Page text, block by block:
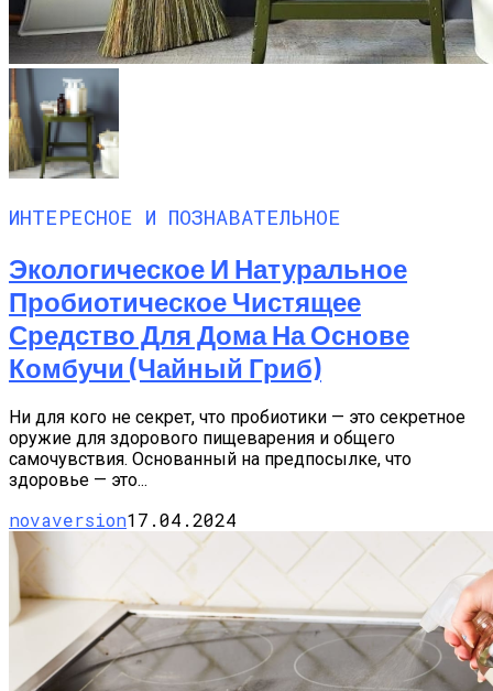
ИНТЕРЕСНОЕ И ПОЗНАВАТЕЛЬНОЕ
Экологическое И Натуральное
Пробиотическое Чистящее
Средство Для Дома На Основе
Комбучи (чайный Гриб)
Ни для кого не секрет, что пробиотики — это секретное
оружие для здорового пищеварения и общего
самочувствия. Основанный на предпосылке, что
здоровье — это...
novaversion17.04.2024